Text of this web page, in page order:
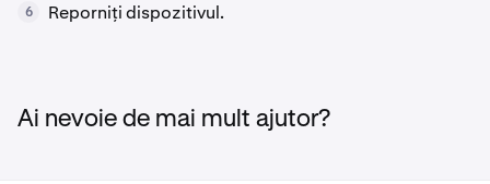
6 Reporniți dispozitivul.
Ai nevoie de mai mult ajutor?